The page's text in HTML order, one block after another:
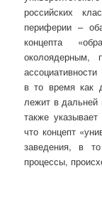
российских
периферии –
концепта
околоядерным,
в то время как
лежит в дальней
также
что концепт
заведения, в
процессы,